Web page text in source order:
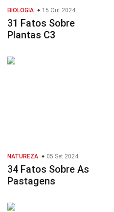
BIOLOGIA 15 Out 2024
31 Fatos Sobre
Plantas C3
NATUREZA 05 Set 2024
34 Fatos Sobre As
Pastagens